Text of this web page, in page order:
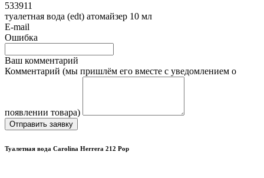
533911
туалетная вода (edt) атомайзер 10 мл
E-mail
Ошибка
Ваш комментарий
Комментарий (мы пришлём его вместе с уведомлением о
появлении товара)
Отправить заявку
Туалетная вода Carolina Herrera 212 Pop